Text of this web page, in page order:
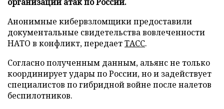
Анонимные кибервзломщики предоставили
документальные свидетельства вовлеченности
НАТО в конфликт, передаетТАСС.
Согласно полученным данным, альянс не только
координирует удары по России, но и задействует
специалистов по гибридной войне после налетов
беспилотников.